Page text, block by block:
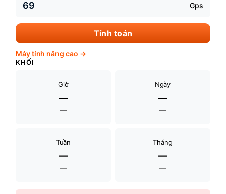
Gps
Tính toán
Máy tính nâng cao →
KHỐI
Giờ
—
—
Ngày
—
—
Tuần
—
—
Tháng
—
—